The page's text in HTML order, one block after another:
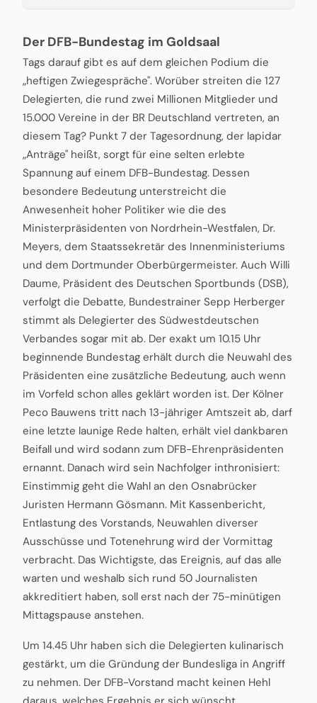
Der DFB-Bundestag im Goldsaal
Tags darauf gibt es auf dem gleichen Podium die
„heftigen Zwiegespräche". Worüber streiten die 127
Delegierten, die rund zwei Millionen Mitglieder und
15.000 Vereine in der BR Deutschland vertreten, an
diesem Tag? Punkt 7 der Tagesordnung, der lapidar
„Anträge" heißt, sorgt für eine selten erlebte
Spannung auf einem DFB-Bundestag. Dessen
besondere Bedeutung unterstreicht die
Anwesenheit hoher Politiker wie die des
Ministerpräsidenten von Nordrhein-Westfalen, Dr.
Meyers, dem Staatssekretär des Innenministeriums
und dem Dortmunder Oberbürgermeister. Auch Willi
Daume, Präsident des Deutschen Sportbunds (DSB),
verfolgt die Debatte, Bundestrainer Sepp Herberger
stimmt als Delegierter des Südwestdeutschen
Verbandes sogar mit ab. Der exakt um 10.15 Uhr
beginnende Bundestag erhält durch die Neuwahl des
Präsidenten eine zusätzliche Bedeutung, auch wenn
im Vorfeld schon alles geklärt worden ist. Der Kölner
Peco Bauwens tritt nach 13-jähriger Amtszeit ab, darf
eine letzte launige Rede halten, erhält viel dankbaren
Beifall und wird sodann zum DFB-Ehrenpräsidenten
ernannt. Danach wird sein Nachfolger inthronisiert:
Einstimmig geht die Wahl an den Osnabrücker
Juristen Hermann Gösmann. Mit Kassenbericht,
Entlastung des Vorstands, Neuwahlen diverser
Ausschüsse und Totenehrung wird der Vormittag
verbracht. Das Wichtigste, das Ereignis, auf das alle
warten und weshalb sich rund 50 Journalisten
akkreditiert haben, soll erst nach der 75-minütigen
Mittagspause anstehen.
Um 14.45 Uhr haben sich die Delegierten kulinarisch
gestärkt, um die Gründung der Bundesliga in Angriff
zu nehmen. Der DFB-Vorstand macht keinen Hehl